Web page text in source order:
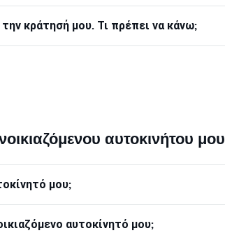
κράτησή μου. Τι πρέπει να κάνω;
αυτοκινήτου μου
μου;
αυτοκίνητό μου;